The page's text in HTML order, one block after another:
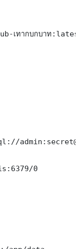
เทากบกบาท:latest
0